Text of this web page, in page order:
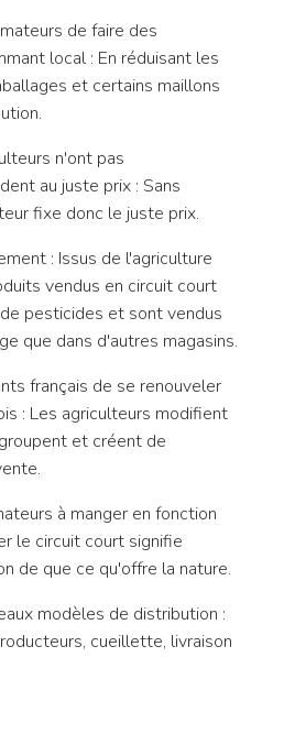
de faire des
local : En réduisant les
et certains maillons
n'ont pas
au juste prix : Sans
fixe donc le juste prix.
: Issus de l'agriculture
vendus en circuit court
pesticides et sont vendus
que dans d'autres magasins.
français de se renouveler
: Les agriculteurs modifient
et créent de
à manger en fonction
le circuit court signifie
de que ce qu'offre la nature.
modèles de distribution :
cueillette, livraison